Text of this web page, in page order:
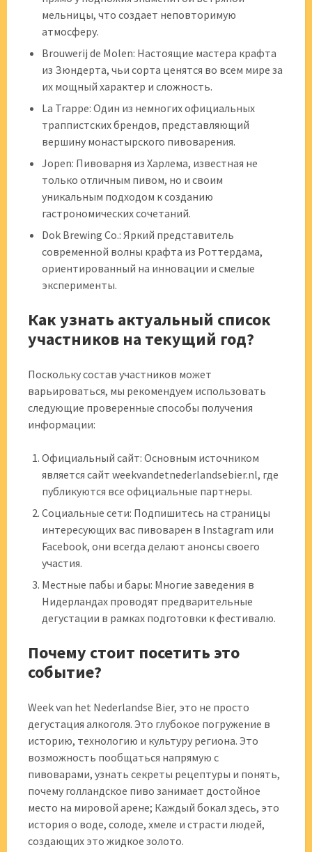
мельницы, что создает неповторимую
атмосферу.
Brouwerij de Molen: Настоящие мастера крафта
из Зюндерта, чьи сорта ценятся во всем мире за
их мощный характер и сложность.
La Trappe: Один из немногих официальных
траппистских брендов, представляющий
вершину монастырского пивоварения.
Jopen: Пивоварня из Харлема, известная не
только отличным пивом, но и своим
уникальным подходом к созданию
гастрономических сочетаний.
Dok Brewing Co.: Яркий представитель
современной волны крафта из Роттердама,
ориентированный на инновации и смелые
эксперименты.
Как узнать актуальный список
участников на текущий год?
Поскольку состав участников может
варьироваться, мы рекомендуем использовать
следующие проверенные способы получения
информации:
Официальный сайт: Основным источником
является сайт weekvandetnederlandsebier.nl, где
публикуются все официальные партнеры.
Социальные сети: Подпишитесь на страницы
интересующих вас пивоварен в Instagram или
Facebook, они всегда делают анонсы своего
участия.
Местные пабы и бары: Многие заведения в
Нидерландах проводят предварительные
дегустации в рамках подготовки к фестивалю.
Почему стоит посетить это
событие?
Week van het Nederlandse Bier, это не просто
дегустация алкоголя. Это глубокое погружение в
историю, технологию и культуру региона. Это
возможность пообщаться напрямую с
пивоварами, узнать секреты рецептуры и понять,
почему голландское пиво занимает достойное
место на мировой арене; Каждый бокал здесь, это
история о воде, солоде, хмеле и страсти людей,
создающих это жидкое золото.